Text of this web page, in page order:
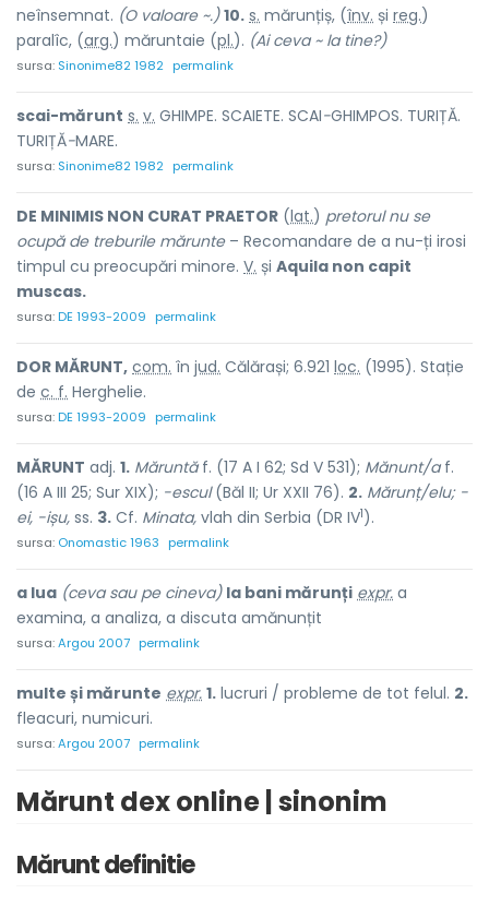
neînsemnat. (O valoare ~.) 10. s. mărunțiș, (înv. și reg.)
paralîc, (arg.) măruntaie (pl.). (Ai ceva ~ la tine?)
sursa: Sinonime82 1982 permalink
scai-mărunt s. v. GHIMPE. SCAIETE. SCAI-GHIMPOS. TURIȚĂ.
TURIȚĂ-MARE.
sursa: Sinonime82 1982 permalink
DE MINIMIS NON CURAT PRAETOR (lat.) pretorul nu se
ocupă de treburile mărunte– Recomandare de a nu-ți irosi
timpul cu preocupări minore. V. și Aquila non capit
muscas.
sursa:DE 1993-2009 permalink
DOR MĂRUNT, com. în jud. Călărași; 6.921 loc. (1995). Stație
de c. f. Herghelie.
sursa:DE 1993-2009 permalink
MĂRUNT adj. 1. Măruntăf. (17 A I 62; Sd V 531); Mănunt/af.
(16 A III 25; Sur XIX); -escul(Băl II; Ur XXII 76). 2. Mărunț/elu; -
ei, -ișu, ss. 3. Cf. Minata, vlah din Serbia (DR IV1).
sursa: Onomastic 1963 permalink
a lua (ceva sau pe cineva) la bani mărunți expr. a
examina, a analiza, a discuta amănunțit
sursa:Argou 2007 permalink
multe și mărunte expr. 1. lucruri / probleme de tot felul. 2.
fleacuri, numicuri.
sursa:Argou 2007 permalink
Mărunt dex online | sinonim
Mărunt definitie